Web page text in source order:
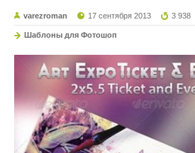
varezroman 17 сентября 2013 3 938
Шаблоны для Фотошоп